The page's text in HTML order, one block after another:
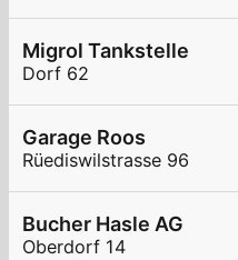
Migrol Tankstelle
Dorf 62
Garage Roos
Rüediswilstrasse 96
Bucher Hasle AG
Oberdorf 14